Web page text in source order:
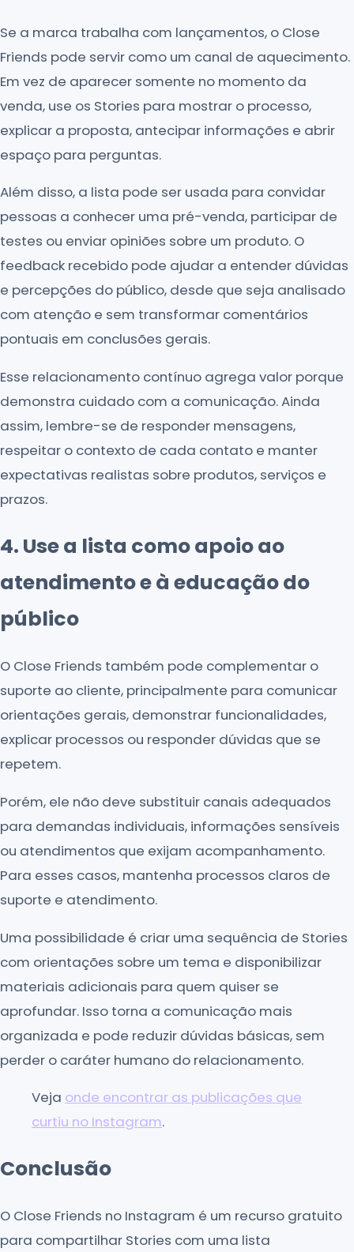
Se a marca trabalha com lançamentos, o Close
Friends pode servir como um canal de aquecimento.
Em vez de aparecer somente no momento da
venda, use os Stories para mostrar o processo,
explicar a proposta, antecipar informações e abrir
espaço para perguntas.
Além disso, a lista pode ser usada para convidar
pessoas a conhecer uma pré-venda, participar de
testes ou enviar opiniões sobre um produto. O
feedback recebido pode ajudar a entender dúvidas
e percepções do público, desde que seja analisado
com atenção e sem transformar comentários
pontuais em conclusões gerais.
Esse relacionamento contínuo agrega valor porque
demonstra cuidado com a comunicação. Ainda
assim, lembre-se de responder mensagens,
respeitar o contexto de cada contato e manter
expectativas realistas sobre produtos, serviços e
prazos.
4. Use a lista como apoio ao
atendimento e à educação do
público
O Close Friends também pode complementar o
suporte ao cliente, principalmente para comunicar
orientações gerais, demonstrar funcionalidades,
explicar processos ou responder dúvidas que se
repetem.
Porém, ele não deve substituir canais adequados
para demandas individuais, informações sensíveis
ou atendimentos que exijam acompanhamento.
Para esses casos, mantenha processos claros de
suporte e atendimento.
Uma possibilidade é criar uma sequência de Stories
com orientações sobre um tema e disponibilizar
materiais adicionais para quem quiser se
aprofundar. Isso torna a comunicação mais
organizada e pode reduzir dúvidas básicas, sem
perder o caráter humano do relacionamento.
Veja onde encontrar as publicações que
curtiu no Instagram.
Conclusão
O Close Friends no Instagram é um recurso gratuito
para compartilhar Stories com uma lista